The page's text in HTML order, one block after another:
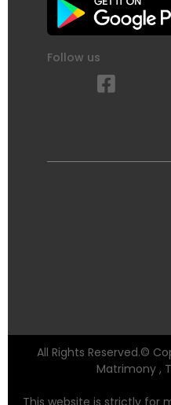
Follow us
All Rights Reserved.©
Matrimony ,
This website is strictly for